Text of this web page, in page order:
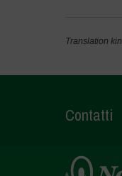
Translation
Contatti